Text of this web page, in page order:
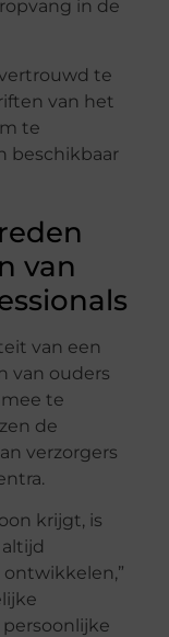
in de
te
van het
te
beschikbaar
van
van een
van ouders
te
de
verzorgers
krijgt, is